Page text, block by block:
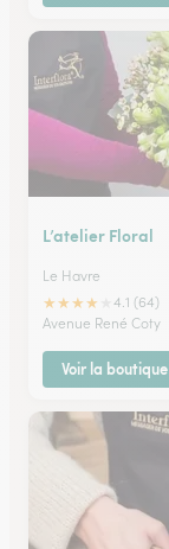
L’atelier Floral
Le Havre
★★★★
4.1 (64)
Avenue René Coty
Voir la boutique